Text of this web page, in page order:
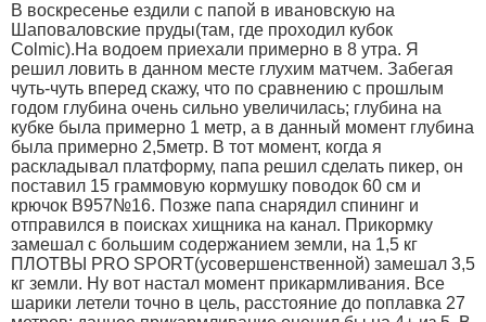
В воскресенье ездили с папой в ивановскую на
Шаповаловские пруды(там, где проходил кубок
Colmic).На водоем приехали примерно в 8 утра. Я
решил ловить в данном месте глухим матчем. Забегая
чуть-чуть вперед скажу, что по сравнению с прошлым
годом глубина очень сильно увеличилась; глубина на
кубке была примерно 1 метр, а в данный момент глубина
была примерно 2,5метр. В тот момент, когда я
раскладывал платформу, папа решил сделать пикер, он
поставил 15 граммовую кормушку поводок 60 см и
крючок В957№16. Позже папа снарядил спининг и
отправился в поисках хищника на канал. Прикормку
замешал с большим содержанием земли, на 1,5 кг
ПЛОТВЫ PRO SPORT(усовершенственной) замешал 3,5
кг земли. Ну вот настал момент прикармливания. Все
шарики летели точно в цель, расстояние до поплавка 27